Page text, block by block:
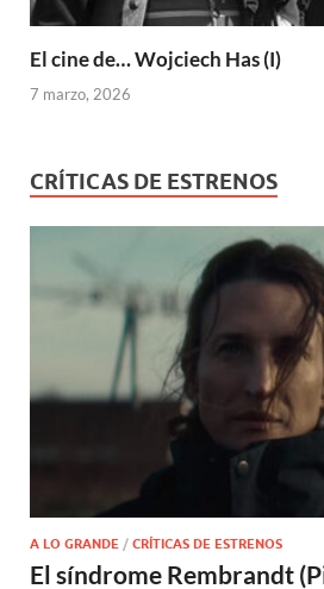
El cine de… Wojciech Has (I)
7 marzo, 2026
CRÍTICAS DE ESTRENOS
A LO GRANDE / CRÍTICAS DE ESTRENOS
El síndrome Rembrandt